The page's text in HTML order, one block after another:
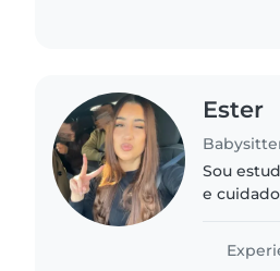
Ester
Sou
e
convívio